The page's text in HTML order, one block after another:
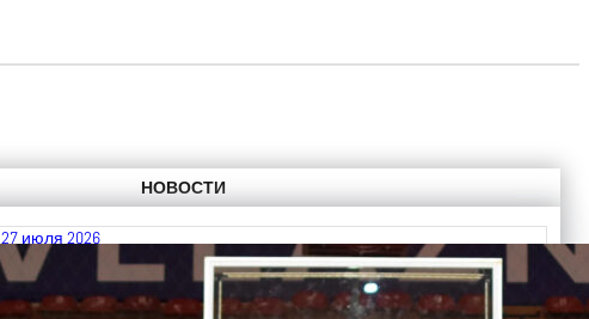
НОВОСТИ
27 июля 2026
Итоги FIBA U18 EuroBasket 2026, Division C